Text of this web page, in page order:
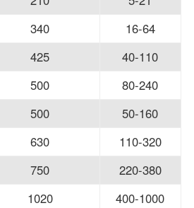
340
16-64
425
40-110
500
80-240
500
50-160
630
110-320
750
220-380
1020
400-1000